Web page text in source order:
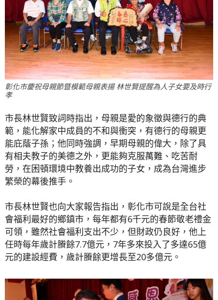
彰化市慶祝母親節暨模範母親表揚 林世賢提醒為人子女要及時行
孝
市長林世賢致詞時指出，母親是愛的象徵與德行的典
範，能化解家中成員的不和與衝突，有德行的母親更
能庇蔭子孫；他同時強調，早期母親的偉大，除了具
有相夫教子的美德之外，更能夠克服萬難、吃苦耐
勞，在困頓環境中教養出成功的子女，成為台灣進步
繁榮的幕後推手。
市長林世賢也向大家報告指出，彰化市可說是全台社
會福利最好的鄉鎮市，每年都有6千元的春節敬老禮金
可領，雖然社會福利支出不少，但財政仍良好，他上
任時每年歲計賸餘7.7億元，7年多來投入了多達65億
元的建設經費，歲計賸餘更增長至20多億元。